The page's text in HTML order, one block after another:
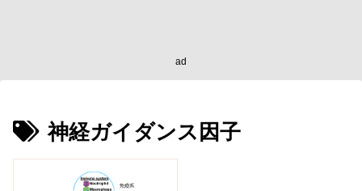
ad
神経ガイダンス因子